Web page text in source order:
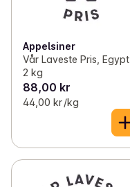
Appelsiner
Vår Laveste Pris, Egypt,
2 kg
88,00 kr
44,00 kr /kg